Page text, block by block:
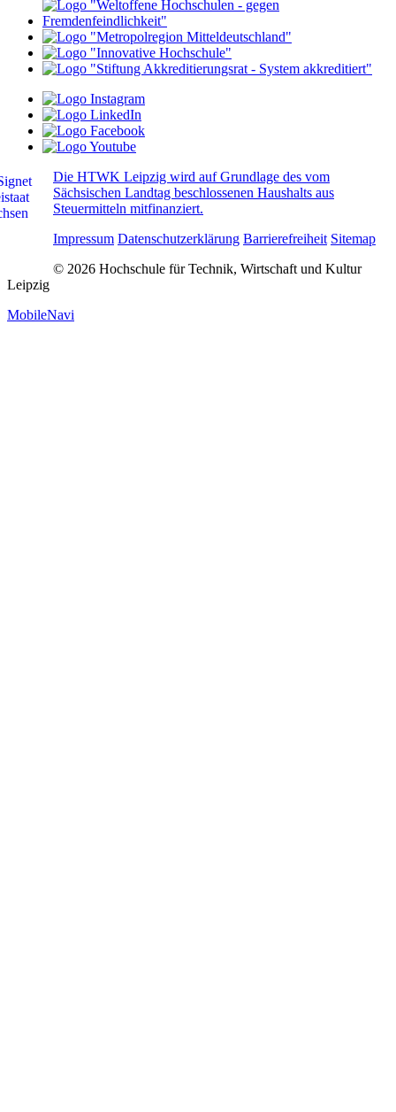
Die HTWK Leipzig wird auf Grundlage des vom
Sächsischen Landtag beschlossenen Haushalts aus
Steuermitteln mitfinanziert.
Impressum Datenschutzerklärung Barrierefreiheit Sitemap
© 2026 Hochschule für Technik, Wirtschaft und Kultur
Leipzig
MobileNavi